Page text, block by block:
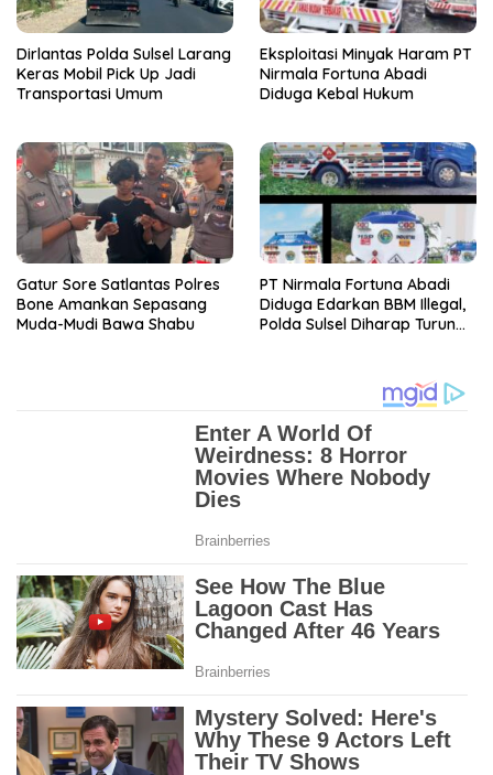
Dirlantas Polda Sulsel Larang
Keras Mobil Pick Up Jadi
Transportasi Umum
Eksploitasi Minyak Haram PT
Nirmala Fortuna Abadi
Diduga Kebal Hukum
Gatur Sore Satlantas Polres
Bone Amankan Sepasang
Muda-Mudi Bawa Shabu
PT Nirmala Fortuna Abadi
Diduga Edarkan BBM Illegal,
Polda Sulsel Diharap Turun